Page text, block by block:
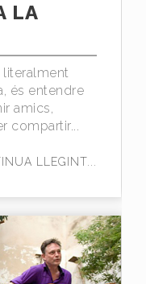
LA
literalment
és entendre
amics,
compartir...
LLEGINT...